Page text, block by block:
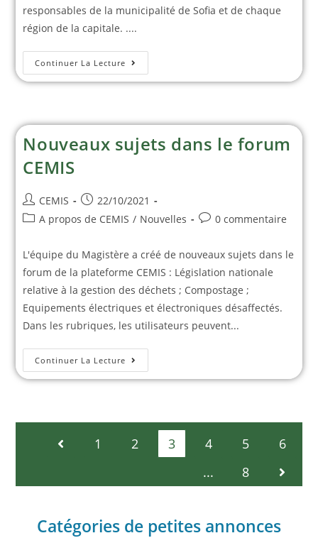
responsables de la municipalité de Sofia et de chaque
région de la capitale. ....
Continuer La Lecture
Nouveaux sujets dans le forum
CEMIS
CEMIS
22/10/2021
A propos de CEMIS / Nouvelles 0 commentaire
L'équipe du Magistère a créé de nouveaux sujets dans le
forum de la plateforme CEMIS : Législation nationale
relative à la gestion des déchets ; Compostage ;
Equipements électriques et électroniques désaffectés.
Dans les rubriques, les utilisateurs peuvent...
Continuer La Lecture
1 2 3 4 5
6
...
8
Catégories de petites annonces